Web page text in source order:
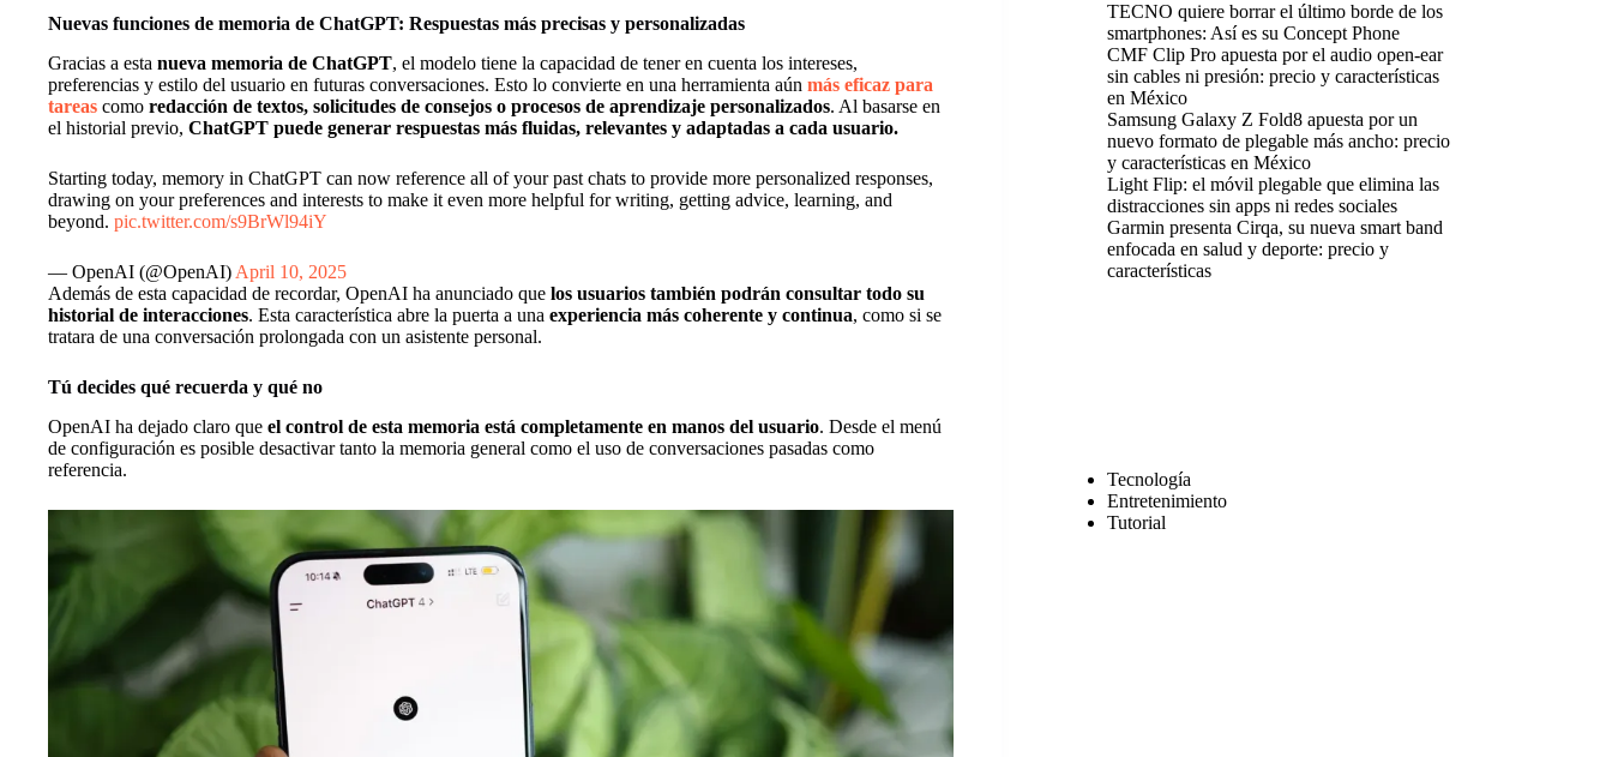
Nuevas funciones de memoria de ChatGPT: Respuestas más precisas y personalizadas
Gracias a esta nueva memoria de ChatGPT, el modelo tiene la capacidad de tener en cuenta los intereses,
preferencias y estilo del usuario en futuras conversaciones. Esto lo convierte en una herramienta aún más eficaz para
tareas como redacción de textos, solicitudes de consejos o procesos de aprendizaje personalizados. Al basarse en
el historial previo, ChatGPT puede generar respuestas más fluidas, relevantes y adaptadas a cada usuario.
Starting today, memory in ChatGPT can now reference all of your past chats to provide more personalized responses,
drawing on your preferences and interests to make it even more helpful for writing, getting advice, learning, and
beyond. pic.twitter.com/s9BrWl94iY
— OpenAI (@OpenAI) April 10, 2025
Además de esta capacidad de recordar, OpenAI ha anunciado que los usuarios también podrán consultar todo su
historial de interacciones. Esta característica abre la puerta a una experiencia más coherente y continua, como si se
tratara de una conversación prolongada con un asistente personal.
Tú decides qué recuerda y qué no
OpenAI ha dejado claro que el control de esta memoria está completamente en manos del usuario. Desde el menú
de configuración es posible desactivar tanto la memoria general como el uso de conversaciones pasadas como
referencia.
TECNO quiere borrar el último borde de los
smartphones: Así es su Concept Phone
CMF Clip Pro apuesta por el audio open-ear
sin cables ni presión: precio y características
en México
Samsung Galaxy Z Fold8 apuesta por un
nuevo formato de plegable más ancho: precio
y características en México
Light Flip: el móvil plegable que elimina las
distracciones sin apps ni redes sociales
Garmin presenta Cirqa, su nueva smart band
enfocada en salud y deporte: precio y
características
Tecnología
Entretenimiento
Tutorial